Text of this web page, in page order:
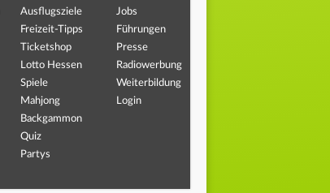
Ausflugsziele
Freizeit-Tipps
Ticketshop
Lotto Hessen
Spiele
Mahjong
Backgammon
Quiz
Partys
Jobs
Führungen
Presse
Radiowerbung
Weiterbildung
Login